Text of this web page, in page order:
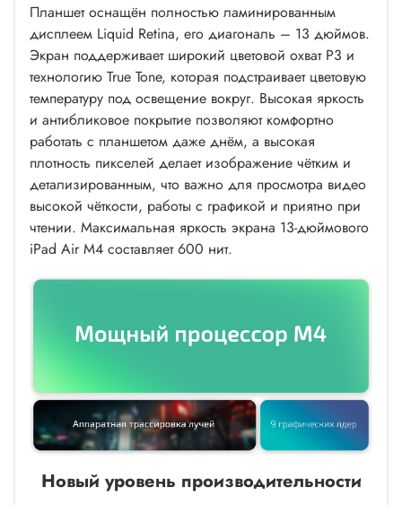
Планшет оснащён полностью ламинированным
дисплеем Liquid Retina, его диагональ – 13 дюймов.
Экран поддерживает широкий цветовой охват P3 и
технологию True Tone, которая подстраивает цветовую
температуру под освещение вокруг. Высокая яркость
и антибликовое покрытие позволяют комфортно
работать с планшетом даже днём, а высокая
плотность пикселей делает изображение чётким и
детализированным, что важно для просмотра видео
высокой чёткости, работы с графикой и приятно при
чтении. Максимальная яркость экрана 13-дюймового
iPad Air M4 составляет 600 нит.
Новый уровень производительности